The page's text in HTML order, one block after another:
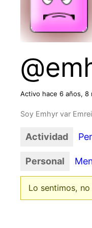
Activo hace 6 años, 8
Soy Emhyr var
Actividad
Personal
Lo sentimos,